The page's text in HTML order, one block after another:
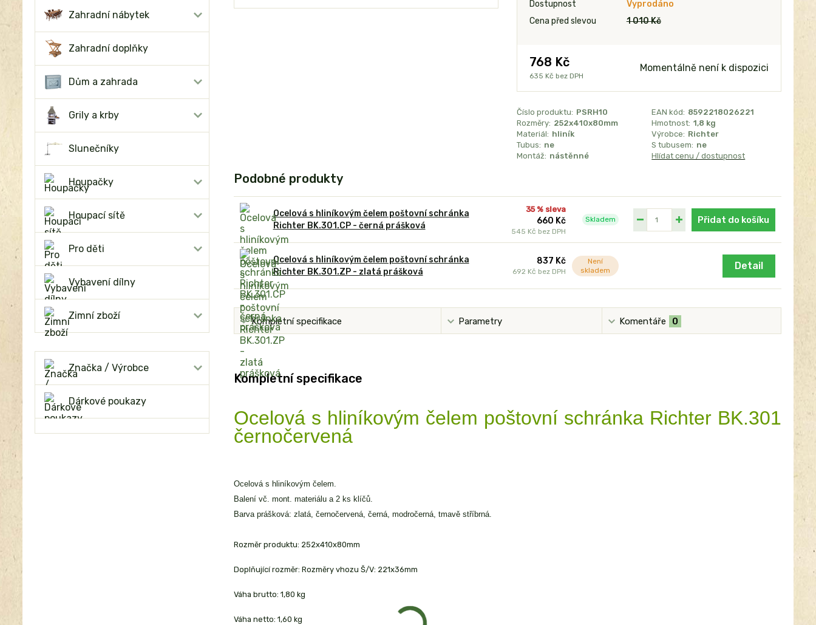
Zahradní nábytek
Zahradní doplňky
Dům a zahrada
Grily a krby
Slunečníky
Houpačky
Houpací sítě
Pro děti
Vybavení dílny
Zimní zboží
Značka / Výrobce
Dárkové poukazy
Dostupnost
Vyprodáno
Cena před slevou
1 010 Kč
768 Kč
635 Kč bez DPH
Momentálně není k dispozici
Číslo produktu: PSRH10 EAN kód: 8592218026221
Rozměry: 252x410x80mm Hmotnost: 1,8 kg
Materiál: hliník Výrobce: Richter
Tubus: ne S tubusem: ne
Montáž: nástěnné Hlídat cenu / dostupnost
Podobné produkty
Ocelová s hliníkovým čelem poštovní schránka
Richter BK.301.CP - černá prášková
35 % sleva
660 Kč
545 Kč bez DPH
Skladem Přidat do košíku
Ocelová s hliníkovým čelem poštovní schránka
Richter BK.301.ZP - zlatá prášková
837 Kč
692 Kč bez DPH
Není
skladem
Detail
Kompletní specifikace Parametry Komentáře 0
Kompletní specifikace
Ocelová s hliníkovým čelem poštovní schránka Richter BK.301
černočervená
Ocelová s hliníkovým čelem.
Balení vč. mont. materiálu a 2 ks klíčů.
Barva prášková: zlatá, černočervená, černá, modročerná, tmavě stříbrná.
Rozměr produktu: 252x410x80mm
Doplňující rozměr: Rozměry vhozu Š/V: 221x36mm
Váha brutto: 1,80 kg
Váha netto: 1,60 kg